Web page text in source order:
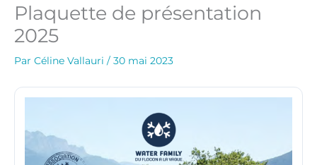
Plaquette de présentation
2025
Par Céline Vallauri / 30 mai 2023